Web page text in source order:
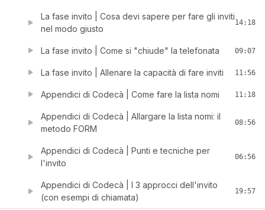
La fase invito | Cosa devi sapere per fare gli inviti
nel modo giusto
14:18
La fase invito | Come si "chiude" la telefonata 09:07
La fase invito | Allenare la capacità di fare inviti 11:56
Appendici di Codecà | Come fare la lista nomi 11:18
Appendici di Codecà | Allargare la lista nomi: il
metodo FORM
08:56
Appendici di Codecà | Punti e tecniche per
l'invito
06:56
Appendici di Codecà | I 3 approcci dell'invito
(con esempi di chiamata)
19:57